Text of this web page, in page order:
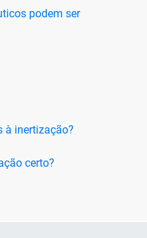
podem ser
à inertização?
certo?